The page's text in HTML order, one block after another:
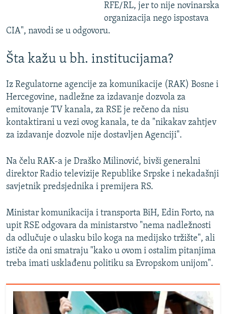
RFE/RL, jer to nije novinarska
organizacija nego ispostava
CIA", navodi se u odgovoru.
Šta kažu u bh. institucijama?
Iz Regulatorne agencije za komunikacije (RAK) Bosne i
Hercegovine, nadležne za izdavanje dozvola za
emitovanje TV kanala, za RSE je rečeno da nisu
kontaktirani u vezi ovog kanala, te da "nikakav zahtjev
za izdavanje dozvole nije dostavljen Agenciji".
Na čelu RAK-a je Draško Milinović, bivši generalni
direktor Radio televizije Republike Srpske i nekadašnji
savjetnik predsjednika i premijera RS.
Ministar komunikacija i transporta BiH, Edin Forto, na
upit RSE odgovara da ministarstvo "nema nadležnosti
da odlučuje o ulasku bilo koga na medijsko tržište", ali
ističe da oni smatraju "kako u ovom i ostalim pitanjima
treba imati usklađenu politiku sa Evropskom unijom".